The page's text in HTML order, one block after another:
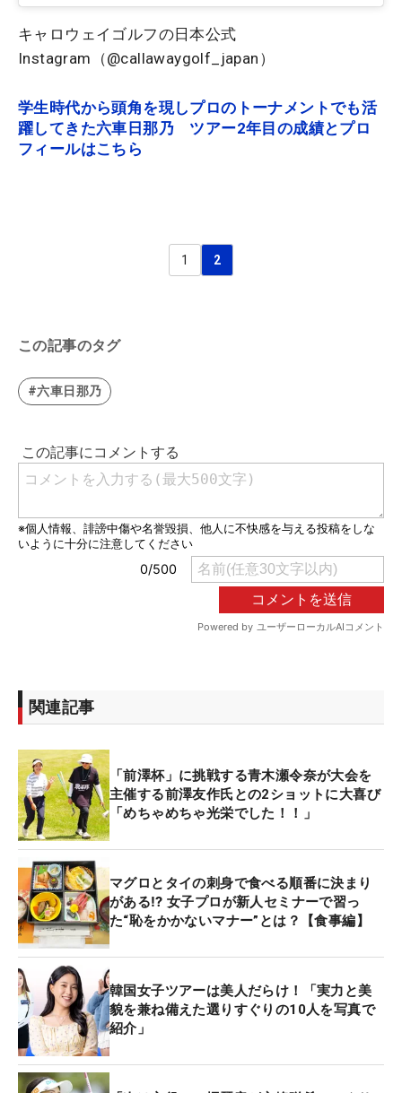
キャロウェイゴルフの日本公式
Instagram（@callawaygolf_japan）
学生時代から頭角を現しプロのトーナメントでも活
躍してきた六車日那乃 ツアー2年目の成績とプロ
フィールはこちら
1 2
この記事のタグ
#六車日那乃
関連記事
「前澤杯」に挑戦する青木瀬令奈が大会を
主催する前澤友作氏との2ショットに大喜び
「めちゃめちゃ光栄でした！！」
マグロとタイの刺身で食べる順番に決まり
がある⁉ 女子プロが新人セミナーで習っ
た“恥をかかないマナー”とは？【食事編】
韓国女子ツアーは美人だらけ！「実力と美
貌を兼ね備えた選りすぐりの10人を写真で
紹介」